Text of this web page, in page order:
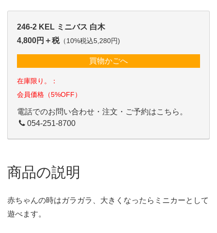
246-2 KEL ミニバス 白木
4,800円＋税（10%税込5,280円)
買物かごへ
在庫限り。：
会員価格（5%OFF）
電話でのお問い合わせ・注文・ご予約はこちら。
054-251-8700
商品の説明
赤ちゃんの時はガラガラ、大きくなったらミニカーとして
遊べます。